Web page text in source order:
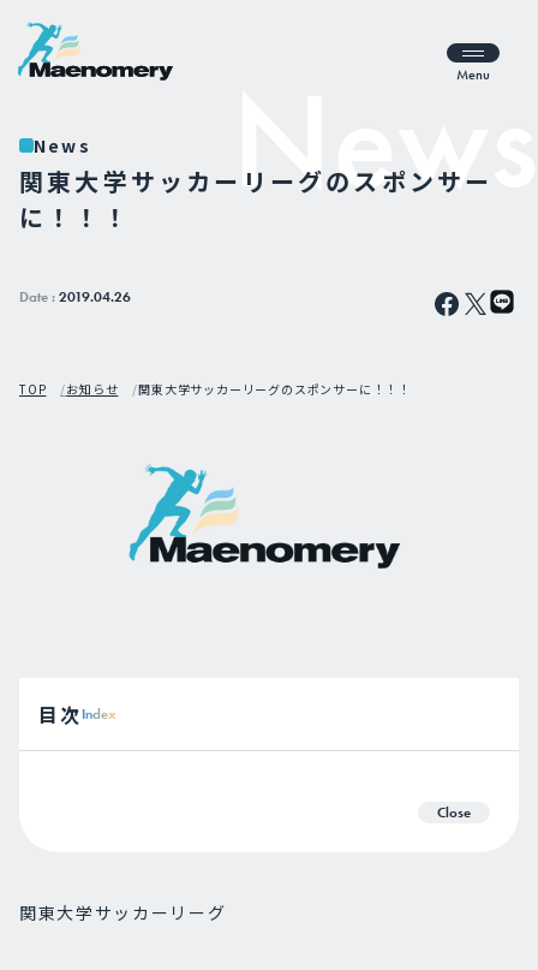
Menu
News
関東大学サッカーリーグのスポンサー
に！！！
Date : 2019.04.26
TOP お知らせ 関東大学サッカーリーグのスポンサーに！！！
目次 Index
Close
関東大学サッカーリーグ